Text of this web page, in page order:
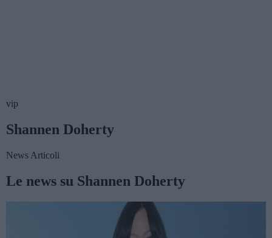
vip
Shannen Doherty
News Articoli
Le news su Shannen Doherty